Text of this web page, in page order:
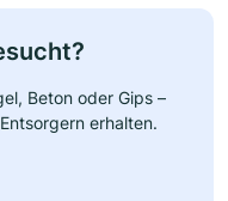
Beton oder Gips –
erhalten.